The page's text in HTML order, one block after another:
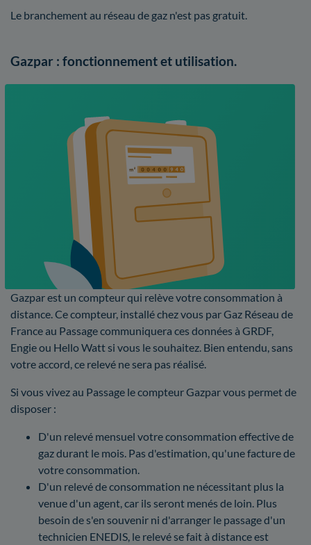
Le branchement au réseau de gaz n'est pas gratuit.
Gazpar : fonctionnement et utilisation.
Gazpar est un compteur qui relève votre consommation à
distance. Ce compteur, installé chez vous par Gaz Réseau de
France au Passage communiquera ces données à GRDF,
Engie ou Hello Watt si vous le souhaitez. Bien entendu, sans
votre accord, ce relevé ne sera pas réalisé.
Si vous vivez au Passage le compteur Gazpar vous permet de
disposer :
D'un relevé mensuel votre consommation effective de
gaz durant le mois. Pas d'estimation, qu'une facture de
votre consommation.
D'un relevé de consommation ne nécessitant plus la
venue d'un agent, car ils seront menés de loin. Plus
besoin de s'en souvenir ni d'arranger le passage d'un
technicien ENEDIS, le relevé se fait à distance est